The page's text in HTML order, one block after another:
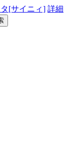
[サイニィ] 詳細